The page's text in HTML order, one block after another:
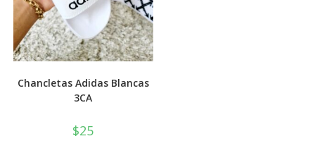
Chancletas Adidas Blancas
3CA
$25